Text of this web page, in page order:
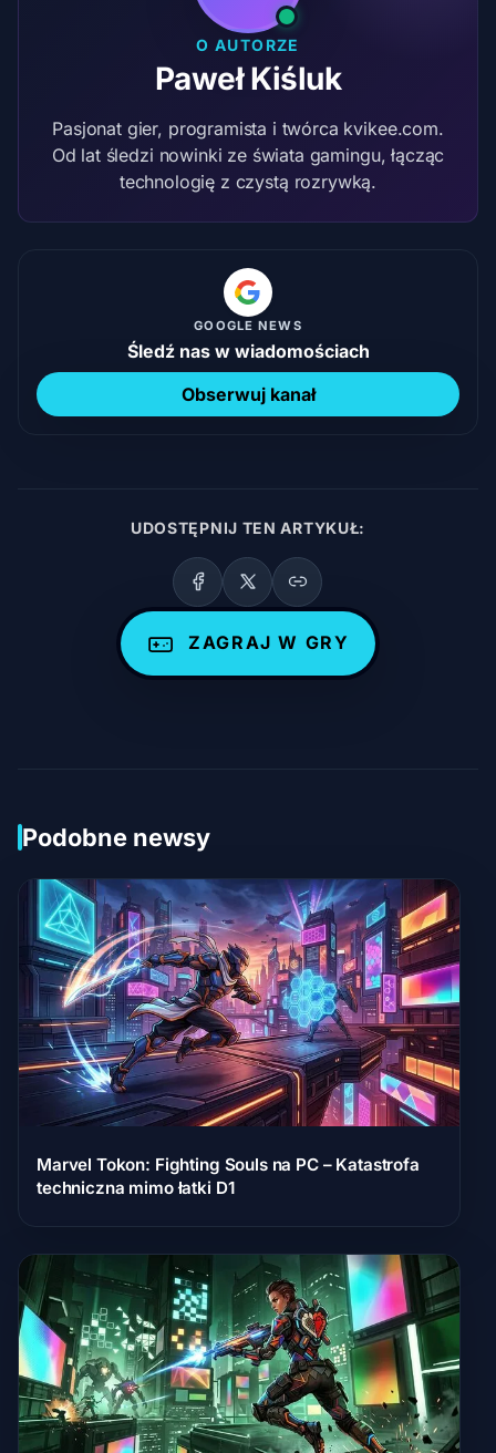
O AUTORZE
Paweł Kiśluk
Pasjonat gier, programista i twórca kvikee.com.
Od lat śledzi nowinki ze świata gamingu, łącząc
technologię z czystą rozrywką.
GOOGLE NEWS
Śledź nas w wiadomościach
Obserwuj kanał
UDOSTĘPNIJ TEN ARTYKUŁ:
ZAGRAJ W GRY
Podobne newsy
Marvel Tokon: Fighting Souls na PC – Katastrofa
techniczna mimo łatki D1